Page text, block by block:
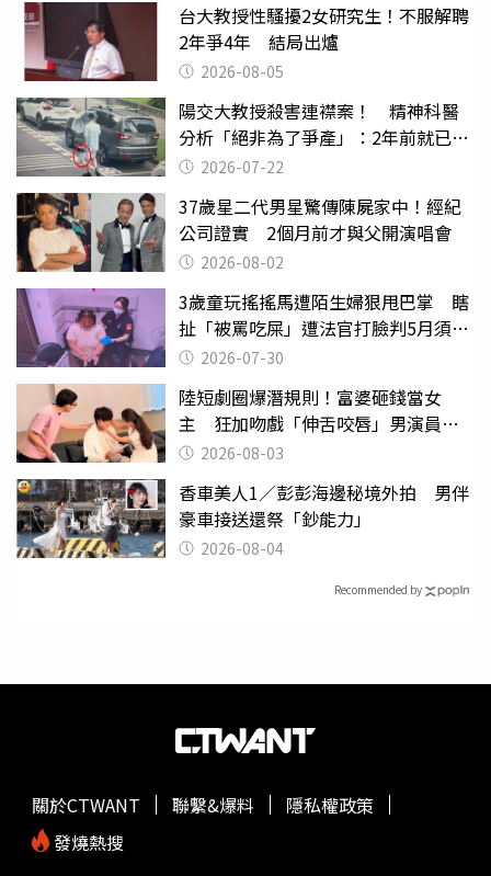
台大教授性騷擾2女研究生！不服解聘
2年爭4年 結局出爐
2026-08-05
陽交大教授殺害連襟案！ 精神科醫
分析「絕非為了爭產」：2年前就已言
行詭異
2026-07-22
37歲星二代男星驚傳陳屍家中！經紀
公司證實 2個月前才與父開演唱會
2026-08-02
3歲童玩搖搖馬遭陌生婦狠甩巴掌 瞎
扯「被罵吃屎」遭法官打臉判5月須入
監 2026-07-30
陸短劇圈爆潛規則！富婆砸錢當女
主 狂加吻戲「伸舌咬唇」男演員崩
潰 2026-08-03
香車美人1／彭彭海邊秘境外拍 男伴
豪車接送還祭「鈔能力」
2026-08-04
Recommended by
關於CTWANT 聯繫&爆料
隱私權政策
發燒熱搜